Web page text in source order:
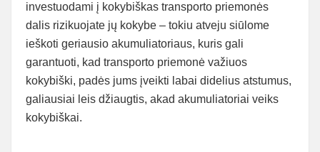
investuodami į kokybiškas transporto priemonės
dalis rizikuojate jų kokybe – tokiu atveju siūlome
ieškoti geriausio akumuliatoriaus, kuris gali
garantuoti, kad transporto priemonė važiuos
kokybiški, padės jums įveikti labai didelius atstumus,
galiausiai leis džiaugtis, akad akumuliatoriai veiks
kokybiškai.